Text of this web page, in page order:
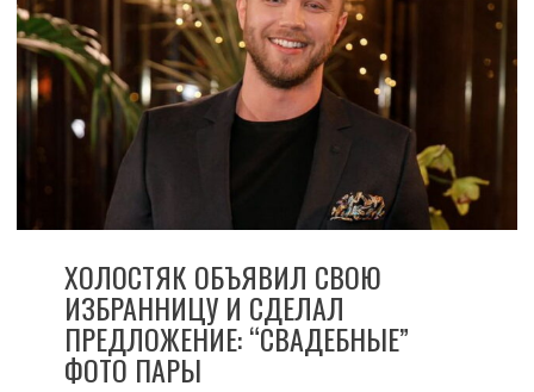
ХОЛОСТЯК ОБЪЯВИЛ СВОЮ
ИЗБРАННИЦУ И СДЕЛАЛ
ПРЕДЛОЖЕНИЕ: “СВАДЕБНЫЕ”
ФОТО ПАРЫ